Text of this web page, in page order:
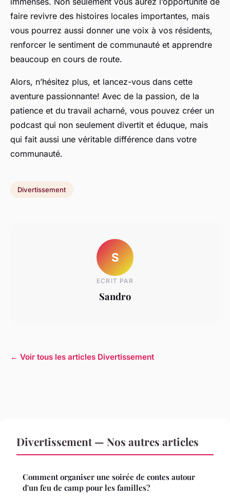
faire revivre des histoires locales importantes, mais
vous pourrez aussi donner une voix à vos résidents,
renforcer le sentiment de communauté et apprendre
beaucoup en cours de route.
Alors, n’hésitez plus, et lancez-vous dans cette
aventure passionnante! Avec de la passion, de la
patience et du travail acharné, vous pouvez créer un
podcast qui non seulement divertit et éduque, mais
qui fait aussi une véritable différence dans votre
communauté.
Divertissement
S
ECRIT PAR
Sandro
← Voir tous les articles Divertissement
Divertissement — Nos autres articles
Comment organiser une soirée de contes autour
d'un feu de camp pour les familles?